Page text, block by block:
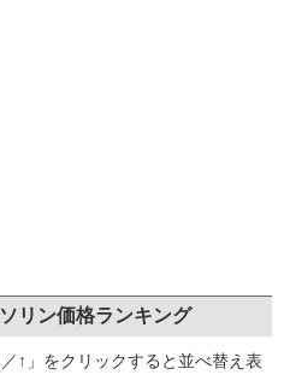
リン価格ランキング
↑」をクリックすると並べ替え表